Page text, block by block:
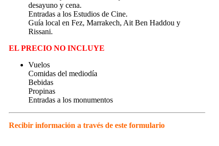
desayuno y cena.
Entradas a los Estudios de Cine.
Guía local en Fez, Marrakech, Ait Ben Haddou y
Rissani.
EL PRECIO NO INCLUYE
Vuelos
Comidas del mediodía
Bebidas
Propinas
Entradas a los monumentos
Recibir información a través de este formulario